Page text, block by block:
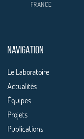
FRANCE
NAVIGATION
Le Laboratoire
Actualités
Équipes
Projets
Publications